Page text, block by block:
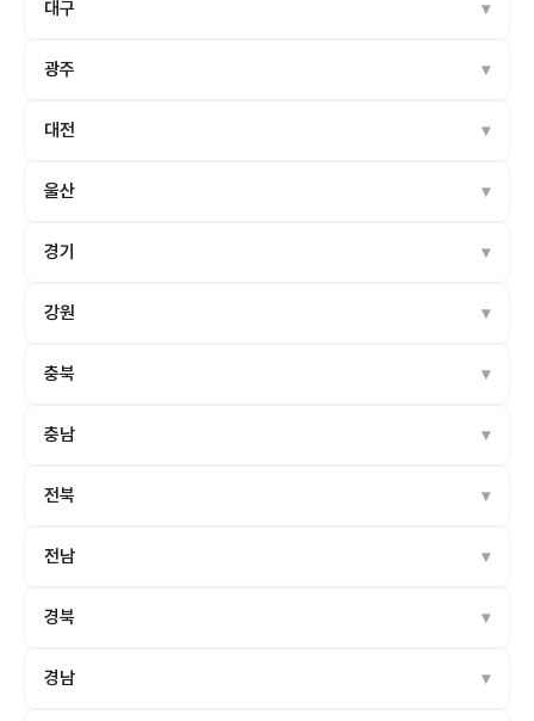
대구
광주
대전
울산
경기
강원
충북
충남
전북
전남
경북
경남